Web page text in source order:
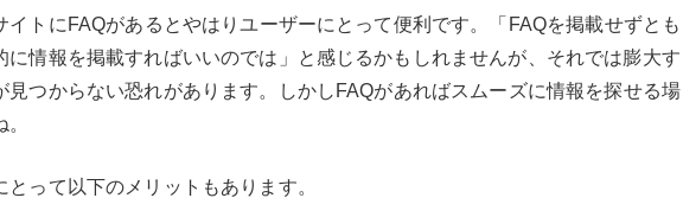
イトにFAQがあるとやはりユーザーにとって便利です。「FAQを掲載せずとも
に情報を掲載すればいいのでは」と感じるかもしれませんが、それでは膨大す
見つからない恐れがあります。しかしFAQがあればスムーズに情報を探せる場
とって以下のメリットもあります。